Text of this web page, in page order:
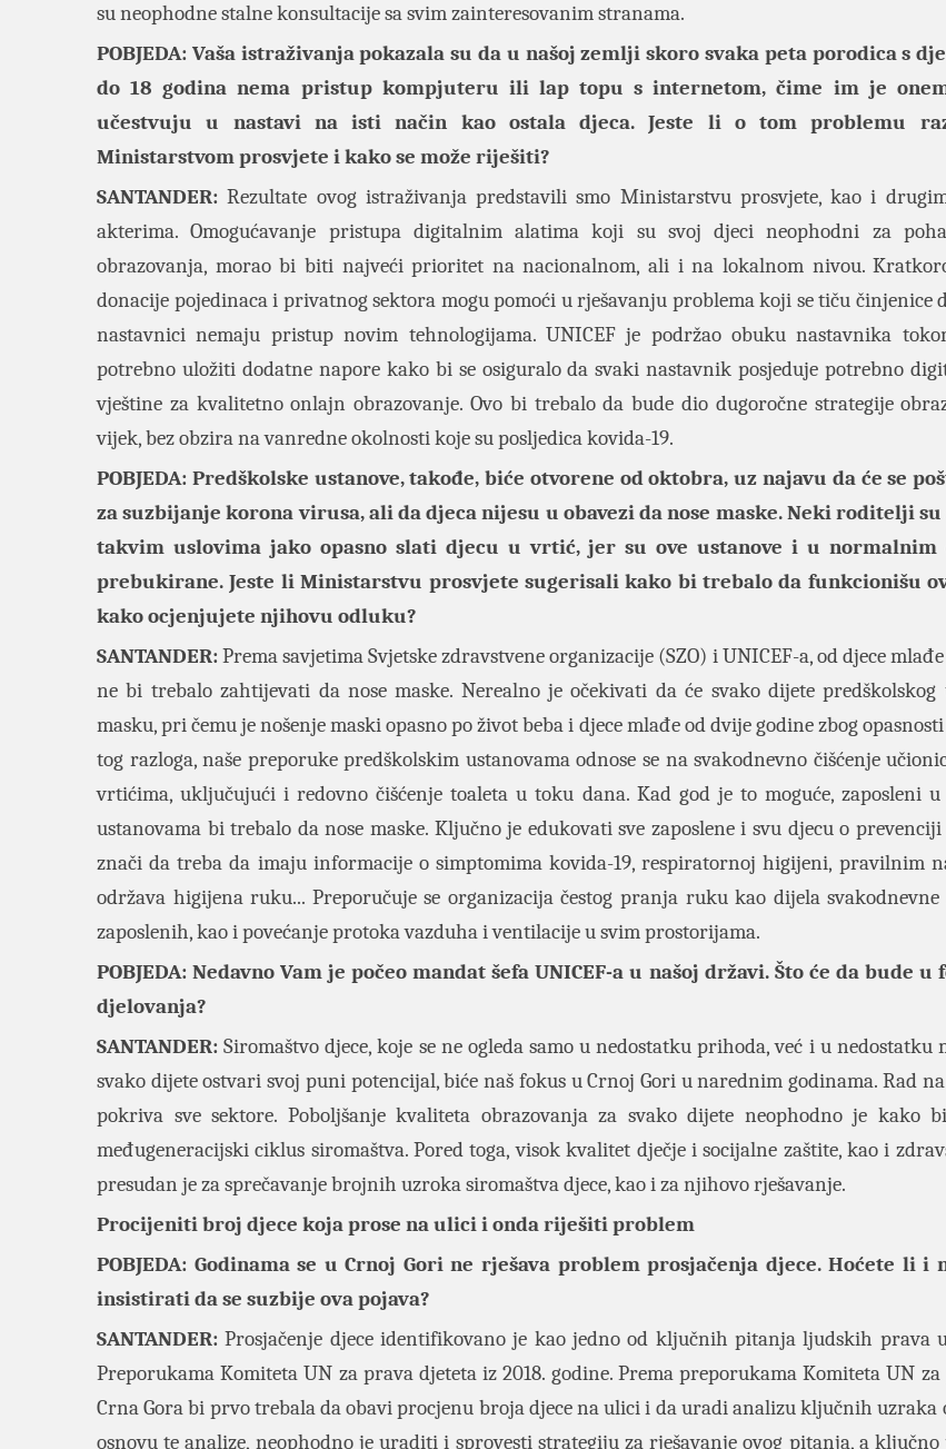
su neophodne stalne konsultacije sa svim zainteresovanim stranama.
POBJEDA: Vaša istraživanja pokazala su da u našoj zemlji skoro svaka peta porodica s
do 18 godina nema pristup kompjuteru ili lap topu s internetom, čime im je
učestvuju u nastavi na isti način kao ostala djeca. Jeste li o tom problemu
Ministarstvom prosvjete i kako se može riješiti?
SANTANDER: Rezultate ovog istraživanja predstavili smo Ministarstvu prosvjete, kao i
akterima. Omogućavanje pristupa digitalnim alatima koji su svoj djeci neophodni za
obrazovanja, morao bi biti najveći prioritet na nacionalnom, ali i na lokalnom nivou.
donacije pojedinaca i privatnog sektora mogu pomoći u rješavanju problema koji se tiču činjenice
nastavnici nemaju pristup novim tehnologijama. UNICEF je podržao obuku nastavnika
potrebno uložiti dodatne napore kako bi se osiguralo da svaki nastavnik posjeduje potrebno
vještine za kvalitetno onlajn obrazovanje. Ovo bi trebalo da bude dio dugoročne strategije
vijek, bez obzira na vanredne okolnosti koje su posljedica kovida-19.
POBJEDA: Predškolske ustanove, takođe, biće otvorene od oktobra, uz najavu da će se
za suzbijanje korona virusa, ali da djeca nijesu u obavezi da nose maske. Neki roditelji su
takvim uslovima jako opasno slati djecu u vrtić, jer su ove ustanove i u normalnim
prebukirane. Jeste li Ministarstvu prosvjete sugerisali kako bi trebalo da funkcionišu
kako ocjenjujete njihovu odluku?
SANTANDER: Prema savjetima Svjetske zdravstvene organizacije (SZO) i UNICEF-a, od djece
ne bi trebalo zahtijevati da nose maske. Nerealno je očekivati da će svako dijete predškolskog
masku, pri čemu je nošenje maski opasno po život beba i djece mlađe od dvije godine zbog
tog razloga, naše preporuke predškolskim ustanovama odnose se na svakodnevno čišćenje
vrtićima, uključujući i redovno čišćenje toaleta u toku dana. Kad god je to moguće, zaposleni
ustanovama bi trebalo da nose maske. Ključno je edukovati sve zaposlene i svu djecu o prevenciji
znači da treba da imaju informacije o simptomima kovida-19, respiratornoj higijeni, pravilnim
održava higijena ruku... Preporučuje se organizacija čestog pranja ruku kao dijela
zaposlenih, kao i povećanje protoka vazduha i ventilacije u svim prostorijama.
POBJEDA: Nedavno Vam je počeo mandat šefa UNICEF-a u našoj državi. Što će da bude u
djelovanja?
SANTANDER: Siromaštvo djece, koje se ne ogleda samo u nedostatku prihoda, već i u nedostatku
svako dijete ostvari svoj puni potencijal, biće naš fokus u Crnoj Gori u narednim godinama. Rad
pokriva sve sektore. Poboljšanje kvaliteta obrazovanja za svako dijete neophodno je kako
međugeneracijski ciklus siromaštva. Pored toga, visok kvalitet dječje i socijalne zaštite, kao i
presudan je za sprečavanje brojnih uzroka siromaštva djece, kao i za njihovo rješavanje.
Procijeniti broj djece koja prose na ulici i onda riješiti problem
POBJEDA: Godinama se u Crnoj Gori ne rješava problem prosjačenja djece. Hoćete li i
insistirati da se suzbije ova pojava?
SANTANDER: Prosjačenje djece identifikovano je kao jedno od ključnih pitanja ljudskih prava
Preporukama Komiteta UN za prava djeteta iz 2018. godine. Prema preporukama Komiteta UN
Crna Gora bi prvo trebala da obavi procjenu broja djece na ulici i da uradi analizu ključnih uzraka
osnovu te analize, neophodno je uraditi i sprovesti strategiju za rješavanje ovog pitanja, a ključno